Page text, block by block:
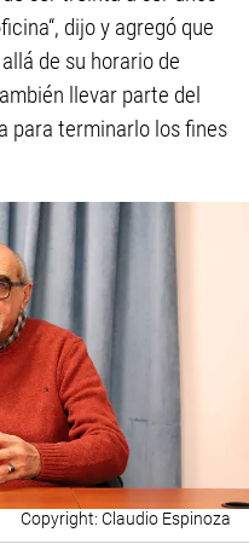
dijo y agregó que
de su horario de
llevar parte del
para terminarlo los fines
Claudio Espinoza